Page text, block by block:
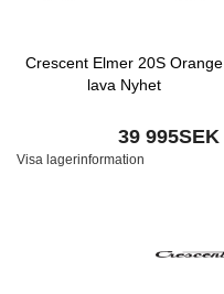
Crescent Elmer 20S Orange
lava Nyhet
39 995SEK
Visa lagerinformation